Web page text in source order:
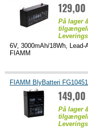
129,00
På lager
6V, 3000mAh/18Wh,
FIAMM
FIAMM BlyBatteri FG10451
149,00
På lager